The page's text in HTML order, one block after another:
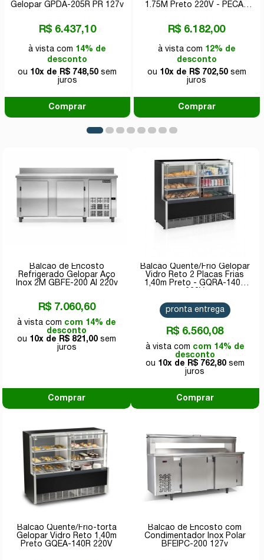
Gelopar GPDA-205R PR 127v
R$ 6.437,10
à vista com 14% de
desconto
ou 10x de R$ 748,50 sem
juros
Comprar
1.75M Preto 220V - PECAV
R$ 6.182,00
à vista com 12% de
desconto
ou 10x de R$ 702,50sem
juros
Comprar
Balcão de Encosto
Refrigerado Gelopar Aço
Inox 2M GBFE-200 AI 220v
R$ 7.060,60
com 14% de
desconto
10x de
R$ 821,00
Comprar
Balcão Quente/Frio Gelopar
Vidro Reto 2 Placas Frias
1,40m Preto - GQRA-140R
R$ 6.560,08
com 14% de
desconto
10x de
R$ 762,80
pronta entrega
Comprar
Balcão Quente/Frio-torta
Gelopar Vidro Reto 1,40m
Preto GQEA-140R 220V
Balcão de Encosto com
Condimentador Inox Polar
BFEIPC-200 127v